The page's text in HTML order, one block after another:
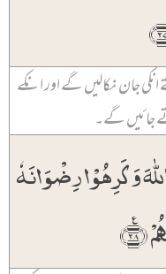
جان نکالیں گے اور انکے
جائیں گے۔
وَ کَرِہُوۡا رِضۡوَانَہٗ